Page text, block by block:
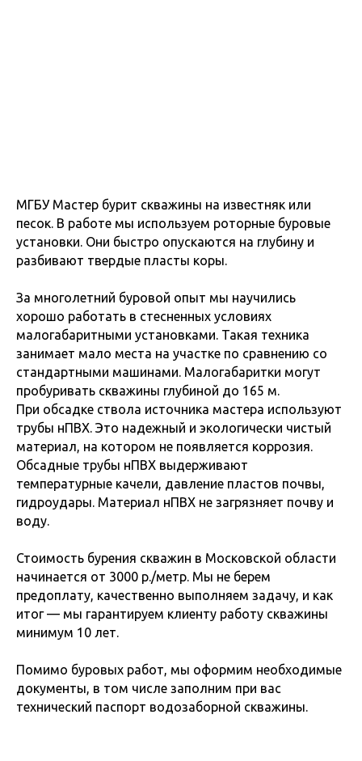
МГБУ Мастер бурит скважины на известняк или
песок. В работе мы используем роторные буровые
установки. Они быстро опускаются на глубину и
разбивают твердые пласты коры.
За многолетний буровой опыт мы научились
хорошо работать в стесненных условиях
малогабаритными установками. Такая техника
занимает мало места на участке по сравнению со
стандартными машинами. Малогабаритки могут
пробуривать скважины глубиной до 165 м.
При обсадке ствола источника мастера используют
трубы нПВХ. Это надежный и экологически чистый
материал, на котором не появляется коррозия.
Обсадные трубы нПВХ выдерживают
температурные качели, давление пластов почвы,
гидроудары. Материал нПВХ не загрязняет почву и
воду.
Стоимость бурения скважин в Московской области
начинается от 3000 р./метр. Мы не берем
предоплату, качественно выполняем задачу, и как
итог — мы гарантируем клиенту работу скважины
минимум 10 лет.
Помимо буровых работ, мы оформим необходимые
документы, в том числе заполним при вас
технический паспорт водозаборной скважины.